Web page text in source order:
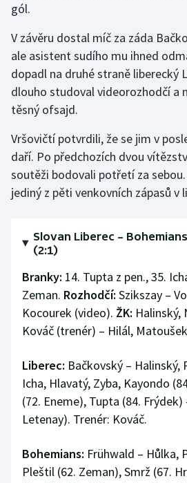
gól.
V závěru dostal míč za záda
ale asistent sudího mu ihned
dopadl na druhé straně liberecký
dlouho studoval videorozhodčí a
těsný ofsajd.
Vršovičtí potvrdili, že se jim v
daří. Po předchozích dvou
soutěži bodovali potřetí za
jediný z pěti venkovních zápasů v
Slovan Liberec –⁠⁠⁠⁠⁠⁠
(2:1)
Branky: 14. Tupta z pen., 35.
Zeman. Rozhodčí: Szikszay –⁠⁠⁠⁠⁠⁠
Kocourek (video). ŽK: Halinský,
Kováč (trenér) –⁠⁠⁠⁠⁠⁠ Hilál,
Liberec: Bačkovský –⁠⁠⁠⁠⁠⁠ Halinský,
Icha, Hlavatý, Zyba, Kayondo
(72. Eneme), Tupta (84. Frýdek)
Letenay). Trenér: Kováč.
Bohemians: Frühwald –⁠⁠⁠⁠⁠⁠ Hůlka,
Pleštil (62. Zeman), Smrž (67.